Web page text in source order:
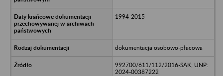
1994-2015
dokumentacja osobowo-płacowa
992700/611/112/2016-SAK; UNP:
2024-00387222